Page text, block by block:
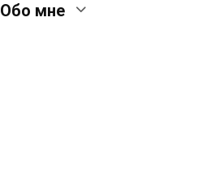
Обо мне